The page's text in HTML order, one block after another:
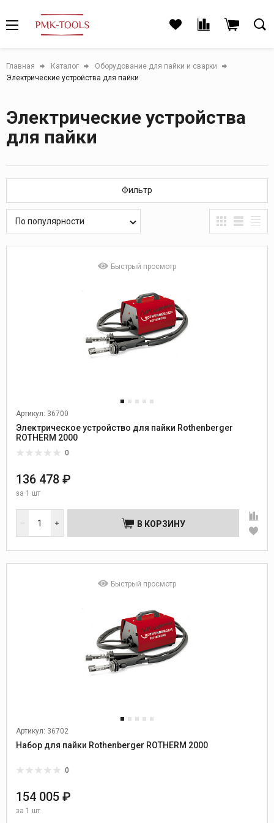
Главная Каталог
Оборудование для пайки и сварки
Электрические устройства для пайки
Электрические устройства
для пайки
Фильтр
По популярности
Быстрый просмотр
Артикул: 36700
Электрическое устройство для пайки Rothenberger
ROTHERM 2000
0
136 478 ₽
за 1 шт
В КОРЗИНУ
Быстрый просмотр
Артикул: 36702
Набор для пайки Rothenberger ROTHERM 2000
0
154 005 ₽
за 1 шт